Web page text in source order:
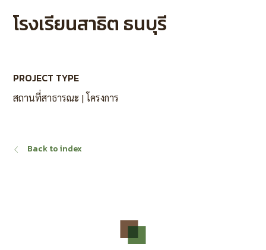
โรงเรียนสาธิต ธนบุรี
PROJECT TYPE
สถานที่สาธารณะ | โครงการ
Back to index